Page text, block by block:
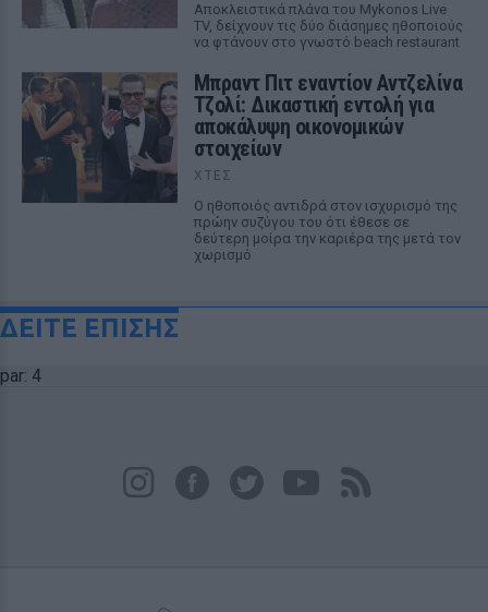
Αποκλειστικά πλάνα του Mykonos Live
TV, δείχνουν τις δύο διάσημες ηθοποιούς
να φτάνουν στο γνωστό beach restaurant
Μπραντ Πιτ εναντίον Αντζελίνα
Τζολί: Δικαστική εντολή για
αποκάλυψη οικονομικών
στοιχείων
ΧΤΕΣ
Ο ηθοποιός αντιδρά στον ισχυρισμό της
πρώην συζύγου του ότι έθεσε σε
δεύτερη μοίρα την καριέρα της μετά τον
χωρισμό
ΔΕΙΤΕ ΕΠΙΣΗΣ
par: 4